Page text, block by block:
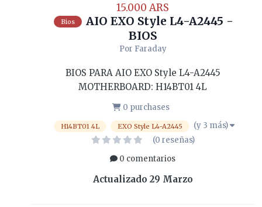
15.000 ARS
Bios
AIO EXO Style L4-A2445 -
BIOS
Por Faraday
BIOS PARA AIO EXO Style L4-A2445
MOTHERBOARD: H14BT01 4L
0 purchases
H14BT01 4L EXO Style L4-A2445
(y 3 más)
(0 reseñas)
0 comentarios
Actualizado 29 Marzo